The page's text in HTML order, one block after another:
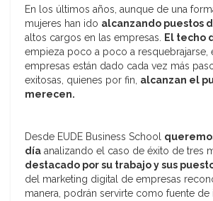
En los últimos años, aunque de una
mujeres han ido alcanzando puestos
altos cargos en las empresas. El techo
empieza poco a poco a resquebrajarse,
empresas están dado cada vez más
exitosas, quienes por fin, alcanzan el
merecen.
Desde EUDE Business School
día analizando el caso de éxito de tres
destacado por su trabajo y sus
del marketing digital de empresas
manera, podrán servirte como fuente de